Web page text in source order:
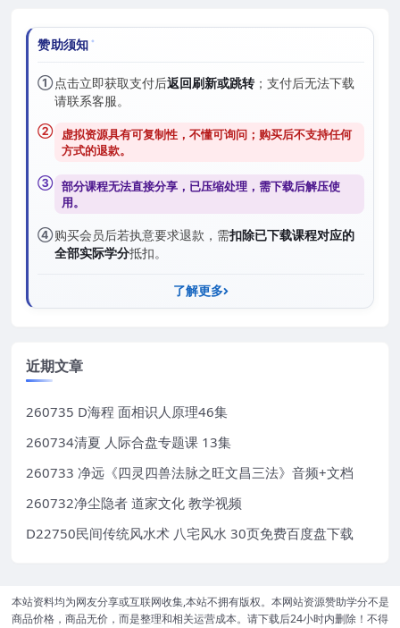
赞助须知
①点击立即获取支付后返回刷新或跳转；支付后无法下载
请联系客服。
② 虚拟资源具有可复制性，不懂可询问；购买后不支持任何
方式的退款。
③ 部分课程无法直接分享，已压缩处理，需下载后解压使
用。
④购买会员后若执意要求退款，需扣除已下载课程对应的
全部实际学分抵扣。
了解更多
近期文章
260735 D海程 面相识人原理46集
260734清夏 人际合盘专题课 13集
260733 净远《四灵四兽法脉之旺文昌三法》音频+文档
260732净尘隐者 道家文化 教学视频
D22750民间传统风水术 八宅风水 30页免费百度盘下载
本站资料均为网友分享或互联网收集,本站不拥有版权。本网站资源赞助学分不是
商品价格，商品无价，而是整理和相关运营成本。请下载后24小时内删除！不得